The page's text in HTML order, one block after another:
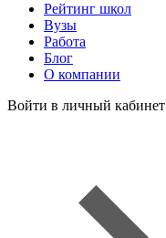
Рейтинг школ
Вузы
Работа
Блог
О компании
Войти в личный кабинет